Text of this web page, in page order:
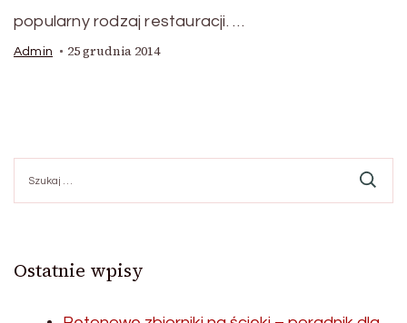
popularny rodzaj restauracji. …
Admin 25 grudnia 2014
Ostatnie wpisy